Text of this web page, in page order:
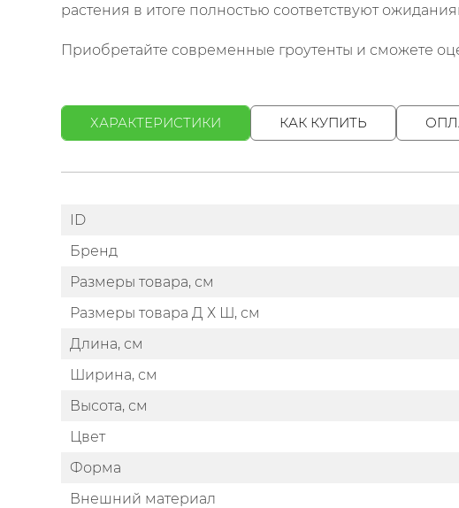
растения в итоге полностью соответствуют
Приобретайте современные гроутенты и сможете
ХАРАКТЕРИСТИКИ КАК КУПИТЬ
ID
Бренд
Размеры товара, см
Размеры товара Д Х Ш, см
Длина, см
Ширина, см
Высота, см
Цвет
Форма
Внешний материал